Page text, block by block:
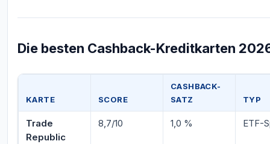
Die besten Cashback-Kreditkarten
KARTE SCORE
CASHBACK-
SATZ
TYP
Trade
Republic
8,7/10 1,0 % ETF-